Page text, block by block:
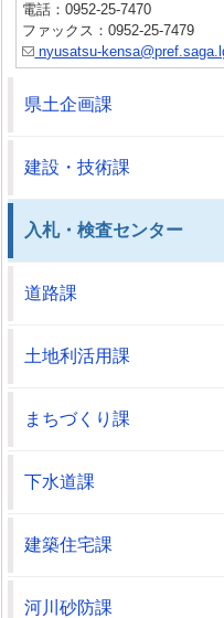
電話：0952-25-7470
ファックス：0952-25-7479
nyusatsu-
県土企画課
建設・技術課
入札・検査センター
道路課
土地利活用課
まちづくり課
下水道課
建築住宅課
河川砂防課